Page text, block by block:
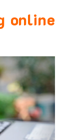
online